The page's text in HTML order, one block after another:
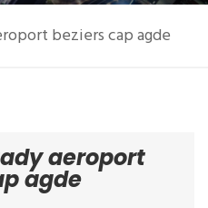
beziers cap agde
aeroport
agde